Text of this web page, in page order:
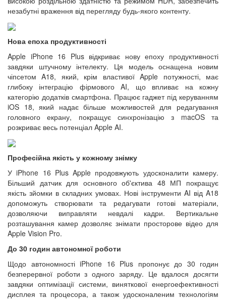
незабутні враження від перегляду будь-якого контенту.
Нова епоха продуктивності
Apple iPhone 16 Plus відкриває нову епоху продуктивності
завдяки штучному інтелекту. Ця модель оснащена новим
чіпсетом A18, який, крім властивої Apple потужності, має
глибоку інтеграцію фірмового AI, що впливає на кожну
категорію додатків смартфона. Працює гаджет під керуванням
iOS 18, який надає більше можливостей для редагування
головного екрану, покращує синхронізацію з macOS та
розкриває весь потенціал Apple AI.
Професійна якість у кожному знімку
У iPhone 16 Plus Apple продовжують удосконалити камеру.
Більший датчик для основного об'єктива 48 МП покращує
якість зйомки в складних умовах. Нові інструменти AI від A18
допоможуть створювати та редагувати готові матеріали,
дозволяючи виправляти невдалі кадри. Вертикальне
розташування камер дозволяє знімати просторове відео для
Apple Vision Pro.
До 30 годин автономної роботи
Щодо автономності iPhone 16 Plus пропонує до 30 годин
безперервної роботи з одного заряду. Це вдалося досягти
завдяки оптимізації системи, виняткової енергоефективності
дисплея та процесора, а також удосконаленим технологіям